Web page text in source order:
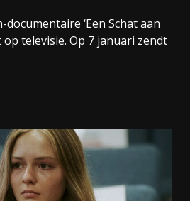
documentaire ‘Een Schat aan
televisie. Op 7 januari zendt